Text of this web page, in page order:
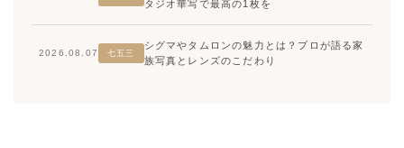
タジオ華写で最高の1枚を
2026.08.07 七五三
シグマやタムロンの魅力とは？プロが語る家
族写真とレンズのこだわり